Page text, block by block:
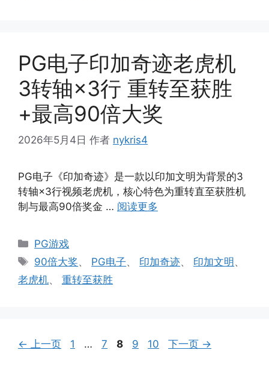
PG电子印加奇迹老虎机
3转轴×3行 重转至获胜
+最高90倍大奖
2026年5月4日 作者 nykris4
PG电子《印加奇迹》是一款以印加文明为背景的3
转轴×3行视频老虎机，核心特色为重转直至获胜机
制与最高90倍奖金 … 阅读更多
分
类
PG游戏
标
签
90倍大奖、 PG电子、 印加奇迹、 印加文明 、
老虎机、 重转至获胜
← 上一页
页
1 …
页
7
页
8
页
9
页
10 下一页 →